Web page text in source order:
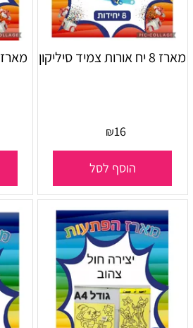
מארז 8 יח אורות צמיד סיליקון
₪16
הוסף לסל
מארז 8 יח מדליה כל הכבוד